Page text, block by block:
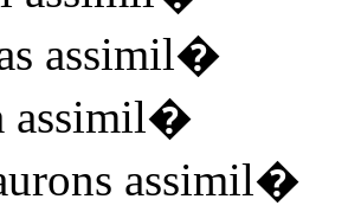
assimil�
assimil�
assimil�